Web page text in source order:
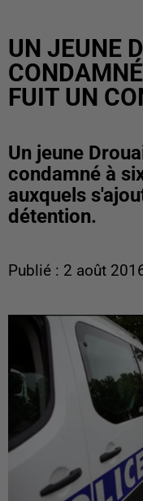
UN JEUNE
FUIT UN
Un jeune
condamné à
auxquels
détention.
Publié : 2 août